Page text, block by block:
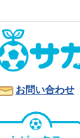
お問い合わせ